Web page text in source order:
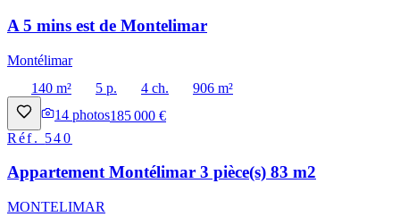
A 5 mins est de Montelimar
Montélimar
140 m²
5 p. 4 ch.
906 m²
14 photos185 000 €
Réf. 540
Appartement Montélimar 3 pièce(s) 83 m2
MONTELIMAR